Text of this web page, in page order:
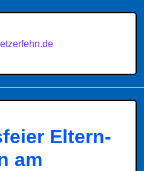
Eltern-
am